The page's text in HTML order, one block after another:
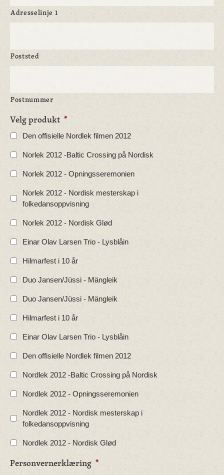
Adresselinje 1
Poststed
Postnummer
Velg produkt *
Den offisielle Nordlek filmen 2012
Norlek 2012 -Baltic Crossing på Nordisk
Norlek 2012 - Opningsseremonien
Norlek 2012 - Nordisk mesterskap i
folkedansoppvisning
Norlek 2012 - Nordisk Glød
Einar Olav Larsen Trio - Lysblåin
Hilmarfest i 10 år
Duo Jansen/Jüssi - Mängleik
Duo Jansen/Jüssi - Mängleik
Hilmarfest i 10 år
Einar Olav Larsen Trio - Lysblåin
Den offisielle Nordlek filmen 2012
Nordlek 2012 -Baltic Crossing på Nordisk
Nordlek 2012 - Opningsseremonien
Nordlek 2012 - Nordisk mesterskap i
folkedansoppvisning
Nordlek 2012 - Nordisk Glød
Personvernerklæring *